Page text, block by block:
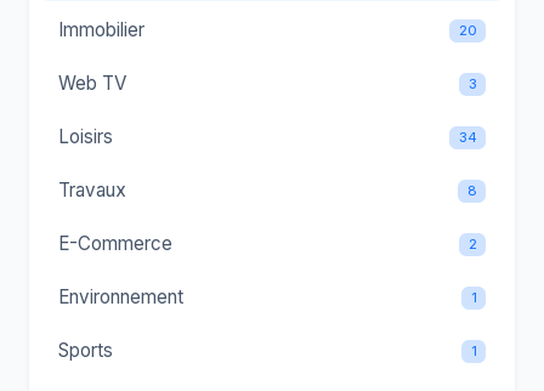
Immobilier 20
Web TV 3
Loisirs 34
Travaux 8
E-Commerce 2
Environnement 1
Sports 1